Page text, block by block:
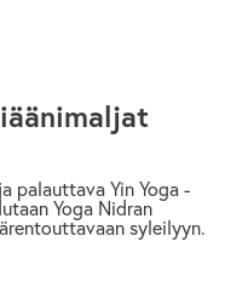
palauttava Yin Yoga -
Yoga Nidran
syleilyyn.